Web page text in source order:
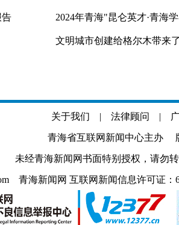
告 2024年青海"昆仑英才·青海
文明城市创建给格尔木带来
关于我们 | 法律顾问 |
青海省互联网新闻中心主办
未经青海新闻网书面特别授权，请勿
青海新闻网 互联网新闻信息许可证：